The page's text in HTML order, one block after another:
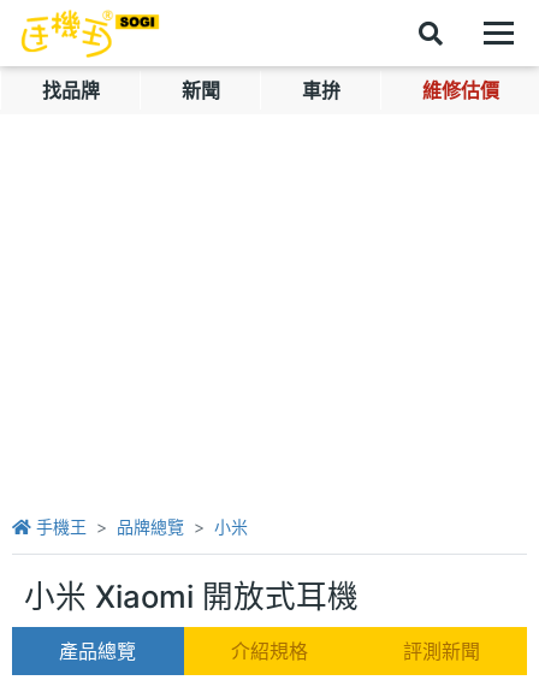
找品牌 新聞 車拚 維修估價
手機王 品牌總覽 小米
小米 Xiaomi 開放式耳機
產品總覽 介紹規格 評測新聞